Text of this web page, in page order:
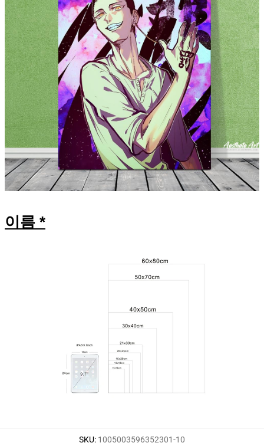
modname=ckeditor 지시어
modname=ckedi 지시어
이름 *
SKU: 1005003596352301-10